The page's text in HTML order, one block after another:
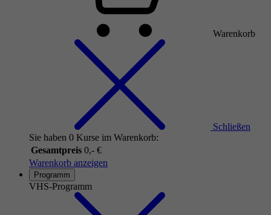
Warenkorb
Schließen
Sie haben 0 Kurse im Warenkorb:
Gesamtpreis 0,- €
Warenkorb anzeigen
Programm
VHS-Programm